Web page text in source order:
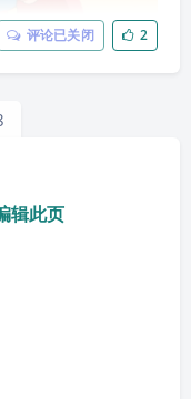
么事情来。
评论已关闭 2
辑此页